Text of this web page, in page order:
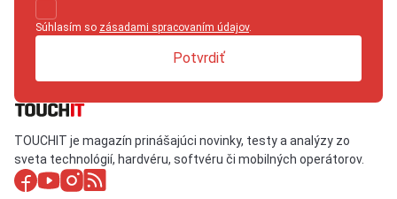
Súhlasím so zásadami spracovaním údajov.
Potvrdiť
TOUCHIT je magazín prinášajúci novinky, testy a analýzy zo
sveta technológií, hardvéru, softvéru či mobilných operátorov.